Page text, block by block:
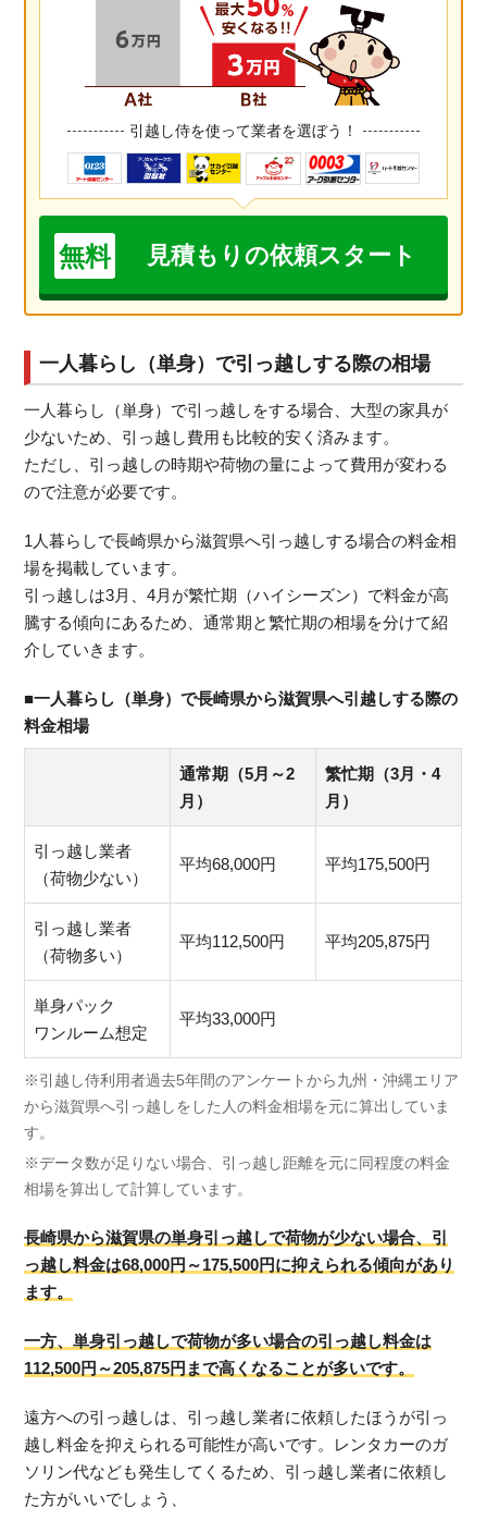
引越し侍を使って業者を選ぼう！
無料 見積もりの依頼スタート
一人暮らし（単身）で引っ越しする際の相場
一人暮らし（単身）で引っ越しをする場合、大型の家具が
少ないため、引っ越し費用も比較的安く済みます。
ただし、引っ越しの時期や荷物の量によって費用が変わる
ので注意が必要です。
1人暮らしで長崎県から滋賀県へ引っ越しする場合の料金相
場を掲載しています。
引っ越しは3月、4月が繁忙期（ハイシーズン）で料金が高
騰する傾向にあるため、通常期と繁忙期の相場を分けて紹
介していきます。
■一人暮らし（単身）で長崎県から滋賀県へ引越しする際の
料金相場
通常期（5月～2
月）
繁忙期（3月・4
月）
引っ越し業者
（荷物少ない）
平均68,000円 平均175,500円
引っ越し業者
（荷物多い）
平均112,500円 平均205,875円
単身パック
ワンルーム想定
平均33,000円
※引越し侍利用者過去5年間のアンケートから九州・沖縄エリア
から滋賀県へ引っ越しをした人の料金相場を元に算出していま
す。
※データ数が足りない場合、引っ越し距離を元に同程度の料金
相場を算出して計算しています。
長崎県から滋賀県の単身引っ越しで荷物が少ない場合、引
っ越し料金は68,000円～175,500円に抑えられる傾向があり
ます。
一方、単身引っ越しで荷物が多い場合の引っ越し料金は
112,500円～205,875円まで高くなることが多いです。
遠方への引っ越しは、引っ越し業者に依頼したほうが引っ
越し料金を抑えられる可能性が高いです。レンタカーのガ
ソリン代なども発生してくるため、引っ越し業者に依頼し
た方がいいでしょう、